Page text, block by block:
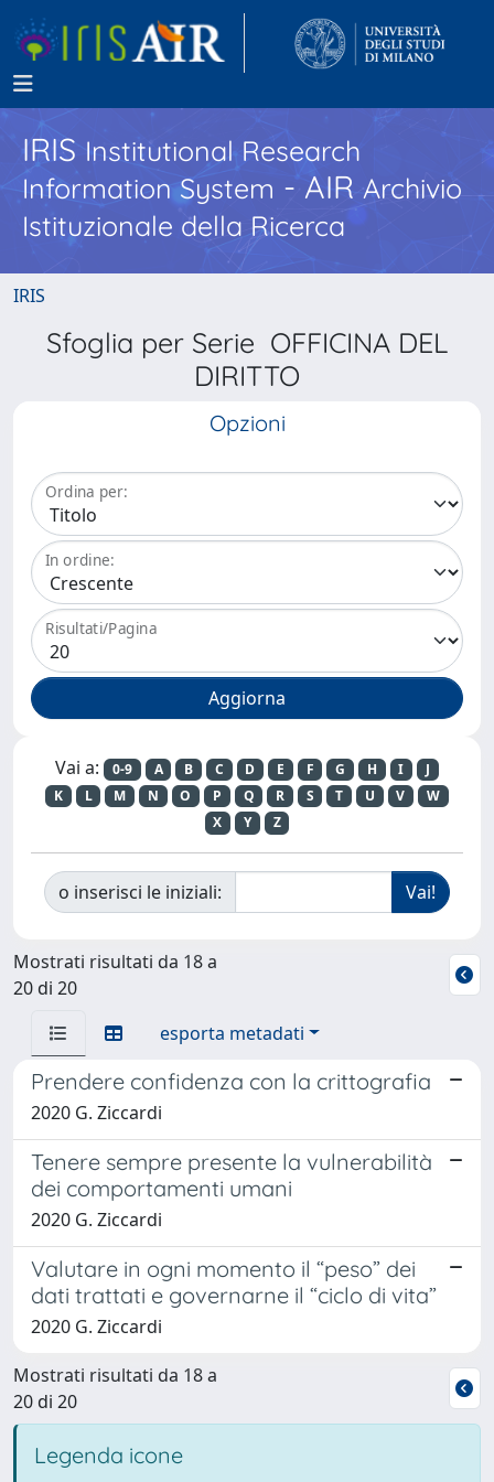
IRISInstitutional Research
Information System - AIR Archivio
Istituzionale della Ricerca
IRIS
Sfoglia per Serie OFFICINA DEL
DIRITTO
Opzioni
Ordina per:
In ordine:
Risultati/Pagina
Vai a: 0-9 A B C D E F G H I
J
K
L M N O P Q R S T U V
W
X
Y Z
o inserisci le iniziali:
Mostrati risultati da 18 a
20 di 20
esporta metadati
Prendere confidenza con la crittografia
2020 G. Ziccardi
Tenere sempre presente la vulnerabilità
dei comportamenti umani
2020 G. Ziccardi
Valutare in ogni momento il “peso” dei
dati trattati e governarne il “ciclo di vita”
2020 G. Ziccardi
Mostrati risultati da 18 a
20 di 20
Legenda icone